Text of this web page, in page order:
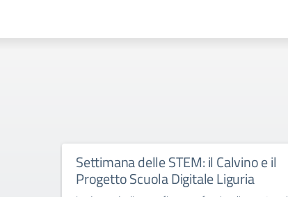
Settimana delle STEM: il Calvino e il
Progetto Scuola Digitale Liguria